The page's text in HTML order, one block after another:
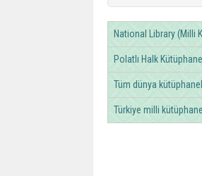
National Library (Milli
Polatlı Halk
Tüm dünya
Türkiye milli